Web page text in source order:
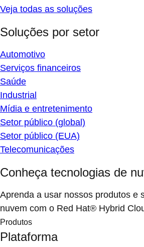
Veja todas as soluções
Soluções por setor
Automotivo
Serviços financeiros
Saúde
Industrial
Mídia e entretenimento
Setor público (global)
Setor público (EUA)
Telecomunicações
Conheça tecnologias de
Aprenda a usar nossos produtos e
nuvem com o Red Hat® Hybrid
Produtos
Plataforma